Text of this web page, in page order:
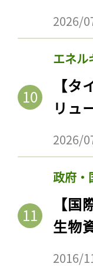
2026/
エネル
【
リュ
2026/
政府・
【
生物
2016/